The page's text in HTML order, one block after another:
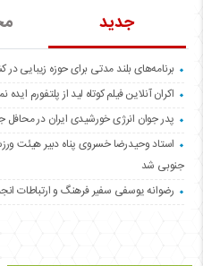
جدید
برنامه‌های بلند مدتی برای حوزه زیبایی در
اکران آنلاین فیلم کوتاه لید از پلتفورم ایده
پدر جوان انرژی خورشیدی ایران در
استاد وحیدرضا خسروی پناه دبیر هیئت
جنوبی شد
رضوانه یوسفی سفیر فرهنگ و ارتباطات